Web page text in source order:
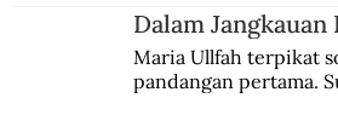
Jules Verne,
Dalam
Maria Ullfah terpikat
pandangan pertama.